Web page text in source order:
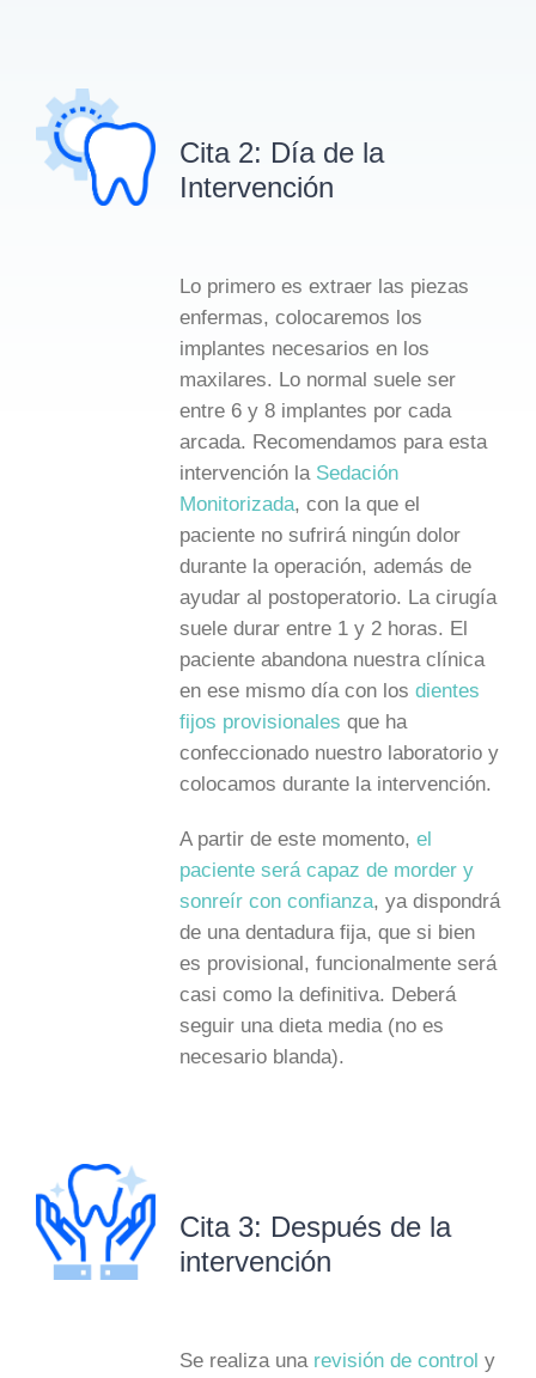
Cita 2: Día de la
Intervención
Lo primero es extraer las piezas
enfermas, colocaremos los
implantes necesarios en los
maxilares. Lo normal suele ser
entre 6 y 8 implantes por cada
arcada. Recomendamos para esta
intervención la Sedación
Monitorizada, con la que el
paciente no sufrirá ningún dolor
durante la operación, además de
ayudar al postoperatorio. La cirugía
suele durar entre 1 y 2 horas. El
paciente abandona nuestra clínica
en ese mismo día con los dientes
fijos provisionales que ha
confeccionado nuestro laboratorio y
colocamos durante la intervención.
A partir de este momento, el
paciente será capaz de morder y
sonreír con confianza, ya dispondrá
de una dentadura fija, que si bien
es provisional, funcionalmente será
casi como la definitiva. Deberá
seguir una dieta media (no es
necesario blanda).
Cita 3: Después de la
intervención
Se realiza una revisión de control y